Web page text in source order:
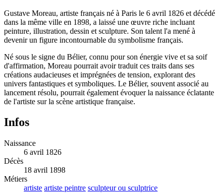
Gustave Moreau, artiste français né à Paris le 6 avril 1826 et décédé
dans la même ville en 1898, a laissé une œuvre riche incluant
peinture, illustration, dessin et sculpture. Son talent l'a mené à
devenir un figure incontournable du symbolisme français.
Né sous le signe du Bélier, connu pour son énergie vive et sa soif
d'affirmation, Moreau pourrait avoir traduit ces traits dans ses
créations audacieuses et imprégnées de tension, explorant des
univers fantastiques et symboliques. Le Bélier, souvent associé au
lancement résolu, pourrait également évoquer la naissance éclatante
de l'artiste sur la scène artistique française.
Infos
Naissance
6 avril 1826
Décès
18 avril 1898
Métiers
artiste artiste peintre sculpteur ou sculptrice